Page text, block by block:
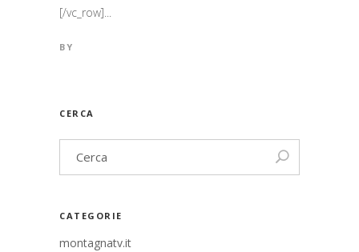
[/vc_row]...
BY
CERCA
CATEGORIE
montagnatv.it